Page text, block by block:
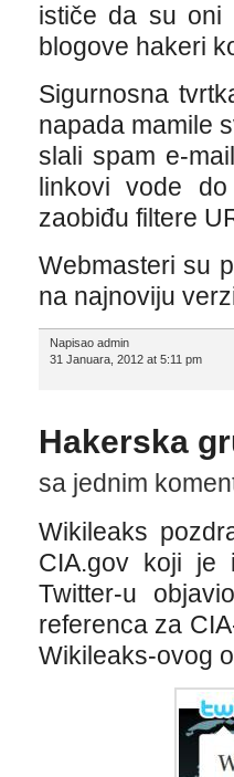
ističe da su oni
blogove hakeri
Sigurnosna
napada mamile
slali spam e-
linkovi vode
zaobiđu filtere
Webmasteri su
na najnoviju
Napisao admin
31 Januara, 2012 at 5:11 pm
Hakerska
sa jednim
Wikileaks
CIA.gov koji je
Twitter-u
referenca za
Wikileaks-ovog